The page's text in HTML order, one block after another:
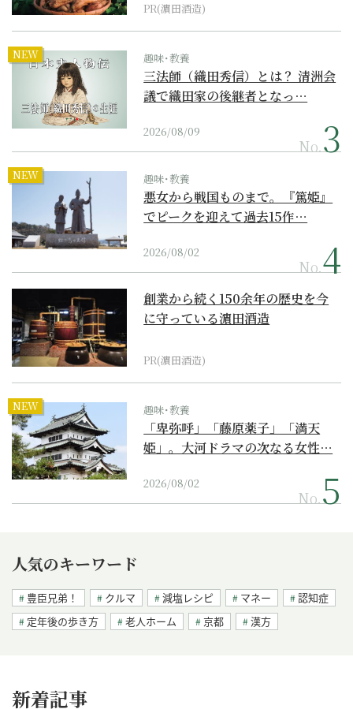
PR(濵田酒造)
NEW 趣味･教養
三法師（織田秀信）とは？ 清洲会
議で織田家の後継者となっ…
2026/08/09
No.
NEW 趣味･教養
悪女から戦国ものまで。『篤姫』
でピークを迎えて過去15作…
2026/08/02
No.
創業から続く150余年の歴史を今
に守っている濵田酒造
PR(濵田酒造)
NEW 趣味･教養
「卑弥呼」「藤原薬子」「満天
姫」。大河ドラマの次なる女性…
2026/08/02
No.
人気のキーワード
豊臣兄弟！ クルマ 減塩レシピ マネー
認知症
定年後の歩き方
老人ホーム 京都 漢方
新着記事